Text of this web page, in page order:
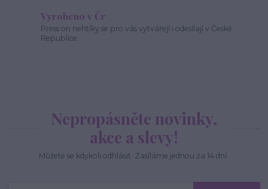
Vyrobeno v Čr
Press on nehtíky se pro vás vytvářejí i odesílají v České
Republice.
Nepropásněte novinky,
akce a slevy!
Můžete se kdykoli odhlásit. Zasíláme jednou za 14 dní.